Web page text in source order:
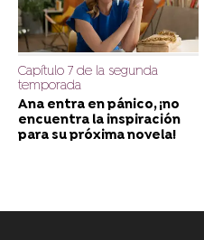
Capítulo 7 de la segunda
temporada
Ana entra en pánico, ¡no
encuentra la inspiración
para su próxima novela!